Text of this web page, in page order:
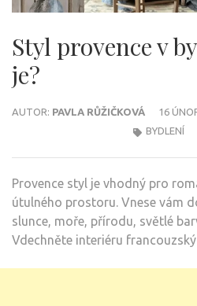
Styl provence v
je?
AUTOR: PAVLA RŮŽIČKOVÁ
16
BYDLENÍ
Provence styl je vhodný pro
útulného prostoru. Vnese vám
slunce, moře, přírodu, světlé
Vdechněte interiéru